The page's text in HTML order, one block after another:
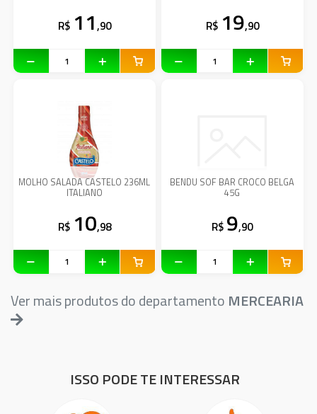
R$ 11,90 R$ 19,90
MOLHO SALADA CASTELO 236ML
ITALIANO
R$ 10,98
BENDU SOF BAR CROCO BELGA
45G
R$ 9,90
Ver mais produtos do departamento MERCEARIA
ISSO PODE TE INTERESSAR